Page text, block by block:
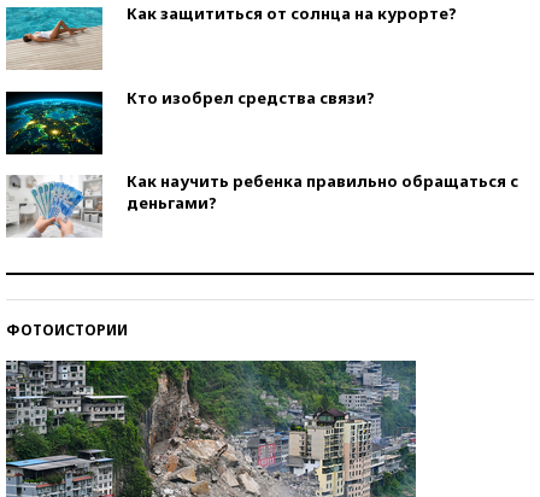
Как защититься от солнца на курорте?
Кто изобрел средства связи?
Как научить ребенка правильно обращаться с
деньгами?
ФОТОИСТОРИИ